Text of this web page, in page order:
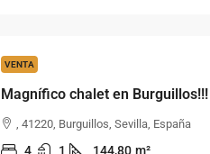
VENTA
Magnífico chalet en Burguillos!!!
, 41220, Burguillos, Sevilla, España
4 1 144,80 m²